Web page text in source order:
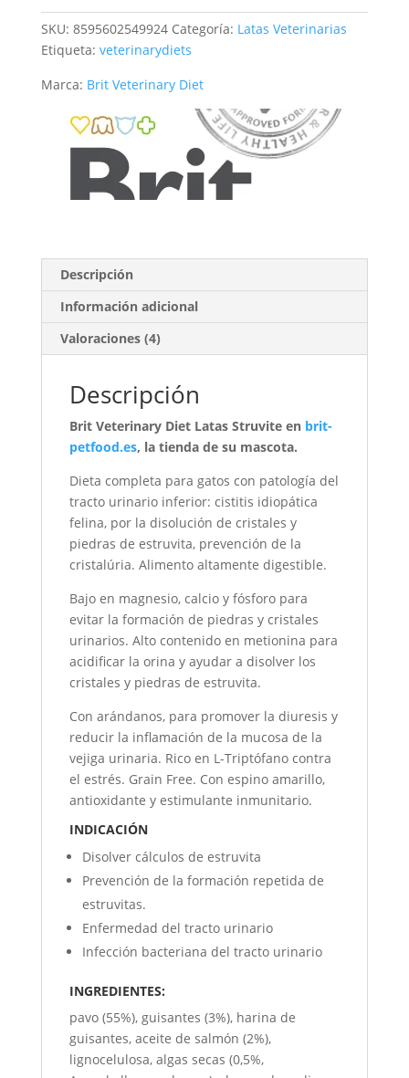
Struvite
6*200g
SKU: 8595602549924 Categoría: Latas Veterinarias
Etiqueta: veterinarydiets
Marca: Brit Veterinary Diet
Descripción
Información adicional
Valoraciones (4)
Descripción
Brit Veterinary Diet Latas Struvite en brit-
petfood.es, la tienda de su mascota.
Dieta completa para gatos con patología del
tracto urinario inferior: cistitis idiopática
felina, por la disolución de cristales y
piedras de estruvita, prevención de la
cristalúria. Alimento altamente digestible.
Bajo en magnesio, calcio y fósforo para
evitar la formación de piedras y cristales
urinarios. Alto contenido en metionina para
acidificar la orina y ayudar a disolver los
cristales y piedras de estruvita.
Con arándanos, para promover la diuresis y
reducir la inflamación de la mucosa de la
vejiga urinaria. Rico en L-Triptófano contra
el estrés. Grain Free. Con espino amarillo,
antioxidante y estimulante inmunitario.
INDICACIÓN
Disolver cálculos de estruvita
Prevención de la formación repetida de
estruvitas.
Enfermedad del tracto urinario
Infección bacteriana del tracto urinario
INGREDIENTES:
pavo (55%), guisantes (3%), harina de
guisantes, aceite de salmón (2%),
lignocelulosa, algas secas (0,5%,